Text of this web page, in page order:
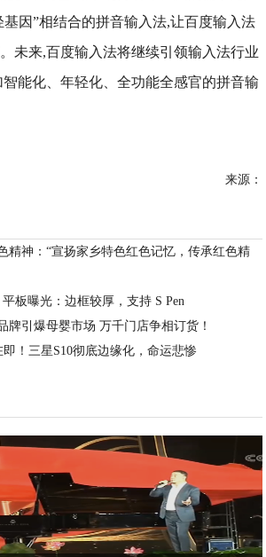
基因”相结合的拼音输入法,让百度输入法
未来,百度输入法将继续引领输入法行业
能化、年轻化、全功能全感官的拼音输
来源：
精神：“宣扬家乡特色红色记忆，传承红色精
板曝光：边框较厚，支持 S Pen
牌引爆母婴市场 万千门店争相订货！
！三星S10彻底边缘化，命运悲惨